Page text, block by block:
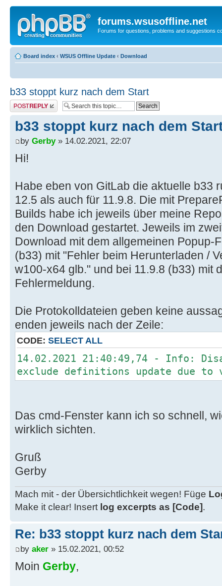
forums.wsusoffline.net
Forums for questions, problems and suggestions
Board index ‹ WSUS Offline Update ‹ Download
b33 stoppt kurz nach dem Start
Post a reply
b33 stoppt kurz nach dem
by Gerby» 14.02.2021, 22:07
Hi!
Habe eben von GitLab die aktuelle b33
12.5 als auch für 11.9.8. Die mit
Builds habe ich jeweils über meine
den Download gestartet. Jeweils im
Download mit dem allgemeinen Popup-
(b33) mit "Fehler beim Herunterladen /
w100-x64 glb." und bei 11.9.8 (b33) mit
Fehlermeldung.
Die Protokolldateien geben keine
enden jeweils nach der Zeile:
CODE: SELECT ALL
14.02.2021 21:40:49,74 - Info:
exclude definitions update due to
Das cmd-Fenster kann ich so schnell,
wirklich sichten.
Gruß
Gerby
Mach mit - der Übersichtlichkeit wegen! Füge
Make it clear! Insert log excerpts as [Code].
Re: b33 stoppt kurz nach dem
by aker » 15.02.2021, 00:52
Moin Gerby,